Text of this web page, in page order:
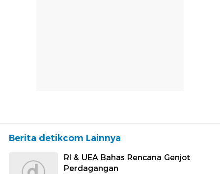
Berita detikcom Lainnya
RI & UEA Bahas Rencana Genjot
Perdagangan